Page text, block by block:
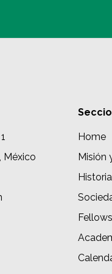
México
Home
Misión
Historia
Fellows